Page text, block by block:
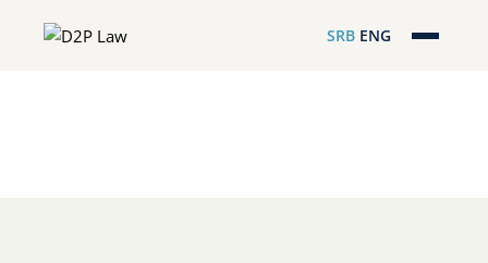
SRB ENG